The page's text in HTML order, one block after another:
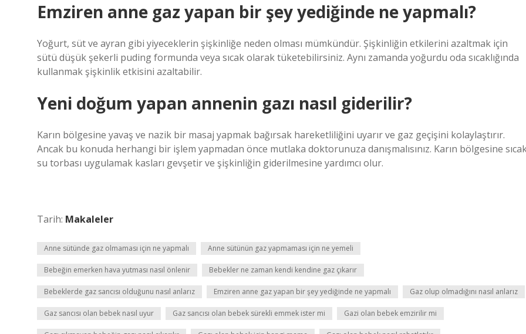
Emziren anne gaz yapan bir şey yediğinde ne yapmalı?
Yoğurt, süt ve ayran gibi yiyeceklerin şişkinliğe neden olması mümkündür. Şişkinliğin etkilerini azaltmak için
sütü düşük şekerli puding formunda veya sıcak olarak tüketebilirsiniz. Aynı zamanda yoğurdu oda sıcaklığında
kullanmak şişkinlik etkisini azaltabilir.
Yeni doğum yapan annenin gazı nasıl giderilir?
Karın bölgesine yavaş ve nazik bir masaj yapmak bağırsak hareketliliğini uyarır ve gaz geçişini kolaylaştırır.
Ancak bu konuda herhangi bir işlem yapmadan önce mutlaka doktorunuza danışmalısınız. Karın bölgesine
su torbası uygulamak kasları gevşetir ve şişkinliğin giderilmesine yardımcı olur.
Tarih: Makaleler
Anne sütünde gaz olmaması için ne yapmalı Anne sütünün gaz yapmaması için ne yemeli
Bebeğin emerken hava yutması nasıl önlenir Bebekler ne zaman kendi kendine gaz çıkarır
Bebeklerde gaz sancısı olduğunu nasıl anlarız Emziren anne gaz yapan bir şey yediğinde ne yapmalı Gaz olup olmadığını nasıl anlarız
Gaz sancısı olan bebek nasıl uyur Gaz sancısı olan bebek sürekli emmek ister mi Gazi olan bebek emzirilir mi